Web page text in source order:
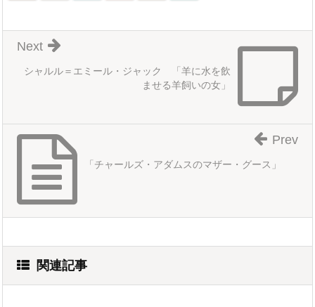
シャルル＝エミール・ジャック 「羊に水を飲
ませる羊飼いの女」
Next
「チャールズ・アダムスのマザー・グース」
Prev
関連記事